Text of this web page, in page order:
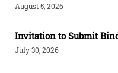
August 5, 2026
Invitation to Submit
July 30, 2026